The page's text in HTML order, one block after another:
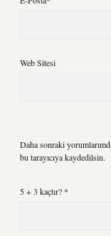
Web Sitesi
Daha sonraki
bu tarayıcıya kaydedilsin.
5 + 3 kaçtır? *